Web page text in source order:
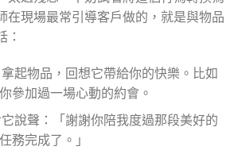
在現場最常引導客戶做的，就是與物品
：
拿起物品，回想它帶給你的快樂。比如
參加過一場心動的約會。
說聲：「謝謝你陪我度過那段美好的
務完成了。」